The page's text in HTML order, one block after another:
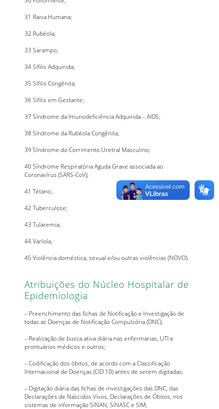
31 Raiva Humana;
32 Rubéola;
33 Sarampo;
34 Sífilis Adquirida;
35 Sífilis Congênita;
36 Sífilis em Gestante;
37 Síndrome da Imunodeficiência Adquirida – AIDS;
38 Síndrome da Rubéola Congênita;
39 Síndrome do Corrimento Uretral Masculino;
40 Síndrome Respiratória Aguda Grave associada ao
Coronavírus (SARS-CoV);
41 Tétano;
42 Tuberculose;
43 Tularemia;
44 Varíola;
45 Violência doméstica, sexual e/ou outras violências (NOVO).
Atribuições do Núcleo Hospitalar de
Epidemiologia
– Preenchimento das fichas de Notificação e Investigação de
todas as Doenças de Notificação Compulsória (DNC);
– Realização de busca ativa diária nas enfermarias, UTI e
prontuários médicos e outros;
– Codificação dos óbitos, de acordo com a Classificação
Internacional de Doenças (CID 10) antes de serem digitadas;
– Digitação diária das fichas de investigações das DNC, das
Declarações de Nascidos Vivos, Declarações de Óbitos, nos
sistemas de informação SINAN, SINASC e SIM;